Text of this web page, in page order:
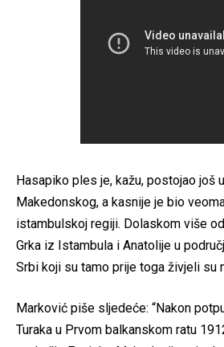
Hasapiko ples je, kažu, postojao još
Makedonskog, a kasnije je bio
istambulskoj regiji. Dolaskom više
Grka iz Istambula i Anatolije u
Srbi koji su tamo prije toga živjeli su
Marković piše sljedeće: “Nakon
Turaka u Prvom balkanskom ratu